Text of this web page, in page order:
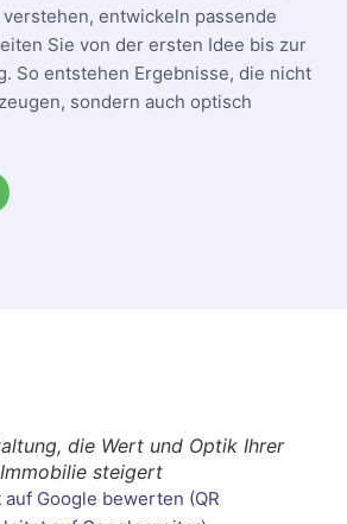
entwickeln passende
Sie von der ersten Idee bis zur
So entstehen Ergebnisse, die nicht
sondern auch optisch
die Wert und Optik Ihrer
Immobilie steigert